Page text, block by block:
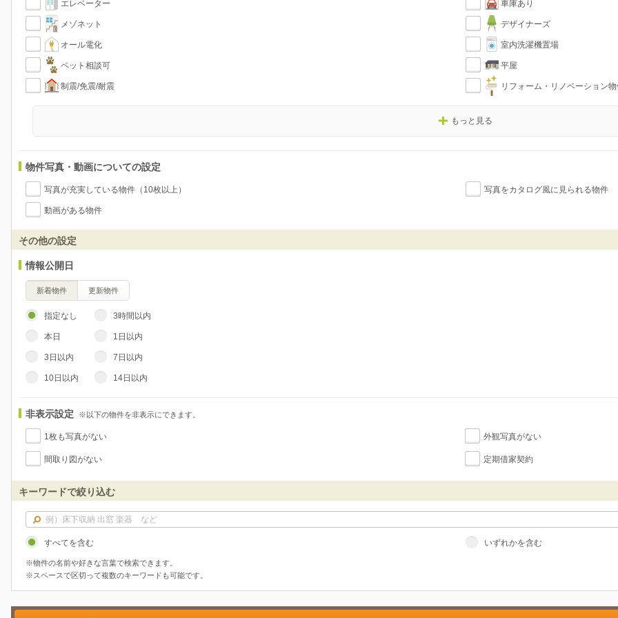
エレベーター 車庫あり
メゾネット デザイナーズ
オール電化 室内洗濯機置場
ペット相談可 平屋
制震/免震/耐震 リフォーム・リノベーション物
もっと見る
物件写真・動画についての設定
写真が充実している物件（10枚以上） 写真をカタログ風に見られる物件
動画がある物件
その他の設定
情報公開日
新着物件 更新物件
指定なし 3時間以内
本日 1日以内
3日以内 7日以内
10日以内 14日以内
非表示設定 ※以下の物件を非表示にできます。
1枚も写真がない 外観写真がない
間取り図がない 定期借家契約
キーワードで絞り込む
すべてを含む いずれかを含む
※物件の名前や好きな言葉で検索できます。
※スペースで区切って複数のキーワードも可能です。